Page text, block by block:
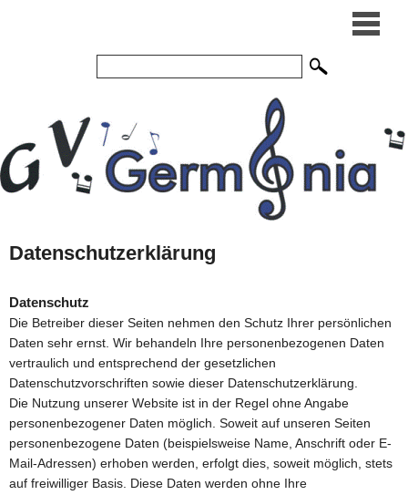
Datenschutzerklärung
Datenschutz
Die Betreiber dieser Seiten nehmen den Schutz Ihrer persönlichen
Daten sehr ernst. Wir behandeln Ihre personenbezogenen Daten
vertraulich und entsprechend der gesetzlichen
Datenschutzvorschriften sowie dieser Datenschutzerklärung.
Die Nutzung unserer Website ist in der Regel ohne Angabe
personenbezogener Daten möglich. Soweit auf unseren Seiten
personenbezogene Daten (beispielsweise Name, Anschrift oder E-
Mail-Adressen) erhoben werden, erfolgt dies, soweit möglich, stets
auf freiwilliger Basis. Diese Daten werden ohne Ihre